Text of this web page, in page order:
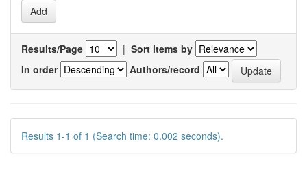
Results/Page | Sort items by
In order
Authors/record
Results 1-1 of 1 (Search time: 0.002 seconds).